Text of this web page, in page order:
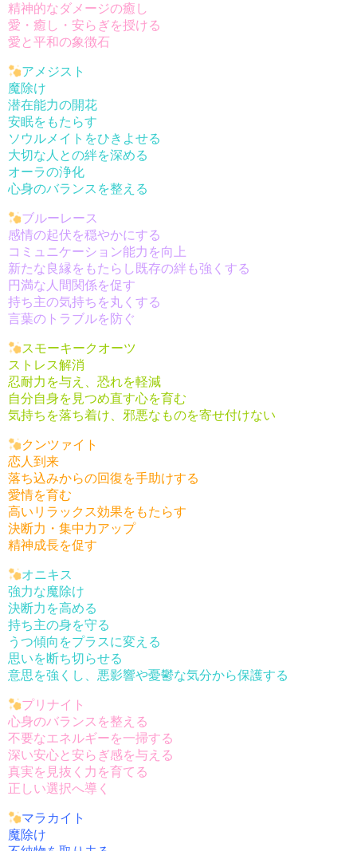
精神的なダメージの癒し
愛・癒し・安らぎを授ける
愛と平和の象徴石
アメジスト
魔除け
潜在能力の開花
安眠をもたらす
ソウルメイトをひきよせる
大切な人との絆を深める
オーラの浄化
心身のバランスを整える
ブルーレース
感情の起伏を穏やかにする
コミュニケーション能力を向上
新たな良縁をもたらし既存の絆も強くする
円満な人間関係を促す
持ち主の気持ちを丸くする
言葉のトラブルを防ぐ
スモーキークオーツ
ストレス解消
忍耐力を与え、恐れを軽減
自分自身を見つめ直す心を育む
気持ちを落ち着け、邪悪なものを寄せ付けない
クンツァイト
恋人到来
落ち込みからの回復を手助けする
愛情を育む
高いリラックス効果をもたらす
決断力・集中力アップ
精神成長を促す
オニキス
強力な魔除け
決断力を高める
持ち主の身を守る
うつ傾向をプラスに変える
思いを断ち切らせる
意思を強くし、悪影響や憂鬱な気分から保護する
プリナイト
心身のバランスを整える
不要なエネルギーを一掃する
深い安心と安らぎ感を与える
真実を見抜く力を育てる
正しい選択へ導く
マラカイト
魔除け